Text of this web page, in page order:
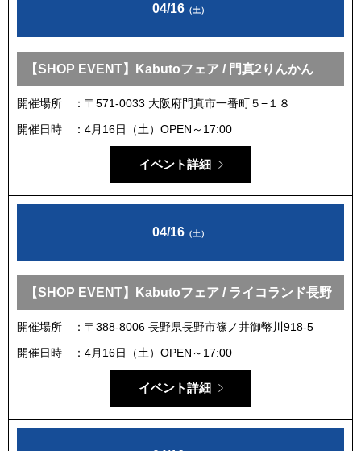
04/16 （土）
【SHOP EVENT】Kabutoフェア / 門真2りんかん
開催場所
〒571-0033 大阪府門真市一番町５−１８
開催日時
4月16日（土）OPEN～17:00
イベント詳細
04/16 （土）
【SHOP EVENT】Kabutoフェア / ライコランド長野
開催場所
〒388-8006 長野県長野市篠ノ井御幣川918-5
開催日時
4月16日（土）OPEN～17:00
イベント詳細